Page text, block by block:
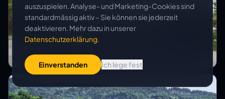
VAREM DEVELOPMENT AG
MFH Hergiswil
auszuspielen. Analyse- und Marketing-Cookies sind
standardmässig aktiv – Sie können sie jederzeit
deaktivieren. Mehr dazu in unserer
Datenschutzerklärung.
Einverstanden Ich lege fest